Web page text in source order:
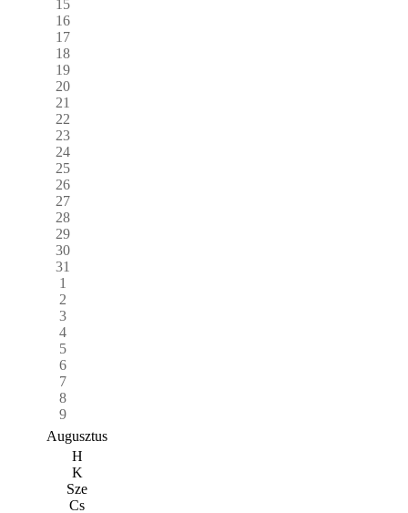
15
16
17
18
19
20
21
22
23
24
25
26
27
28
29
30
31
1
2
3
4
5
6
7
8
9
Augusztus
H
K
Sze
Cs